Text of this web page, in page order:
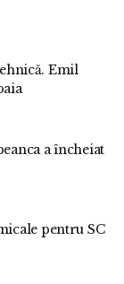
Emil
a încheiat
pentru SC